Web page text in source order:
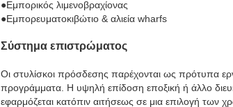
●Εμπορικός λιμενοβραχίονας
●Εμπορευματοκιβώτιο & αλιεία wharfs
Σύστημα επιστρώματος
Οι στυλίσκοι πρόσδεσης παρέχονται ως πρότυπα
προγράμματα. Η υψηλή επίδοση εποξική ή άλλο
εφαρμόζεται κατόπιν αιτήσεως σε μια επιλογή